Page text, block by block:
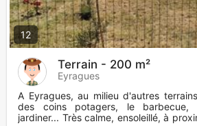
12
Terrain - 200 m²
Eyragues
A Eyragues, au milieu d'autres
des coins potagers, le barbecue,
jardiner... Très calme, ensoleillé, à